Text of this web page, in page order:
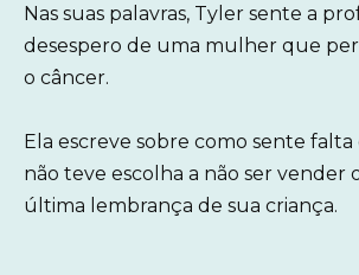
Nas suas palavras, Tyler sente a
desespero de uma mulher que
o câncer.
Ela escreve sobre como sente falta
não teve escolha a não ser vender
última lembrança de sua criança.